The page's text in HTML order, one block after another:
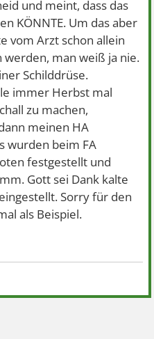
und meint, dass das
KÖNNTE. Um das aber
vom Arzt schon allein
man weiß ja nie.
Schilddrüse.
immer Herbst mal
zu machen,
meinen HA
wurden beim FA
festgestellt und
Gott sei Dank kalte
Sorry für den
als Beispiel.